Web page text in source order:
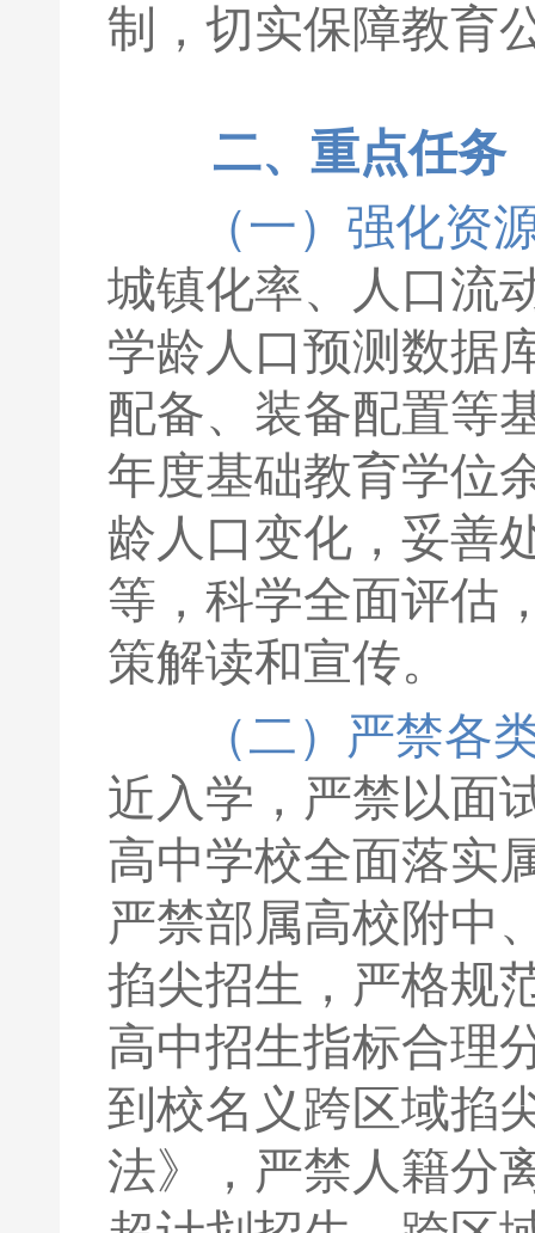
制，切实保障教育
二、重点任务
（一）强化资
城镇化率、人口流
学龄人口预测数据
配备、装备配置等
年度基础教育学位
龄人口变化，妥善
等，科学全面评估
策解读和宣传。
（二）严禁各
近入学，严禁以面
高中学校全面落实
严禁部属高校附中
掐尖招生，严格规
高中招生指标合理
到校名义跨区域掐
法》，严禁人籍分